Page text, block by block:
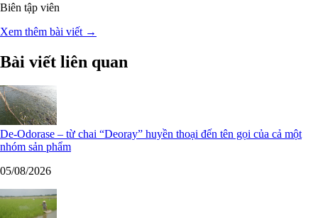
Biên tập viên
Xem thêm bài viết →
Bài viết liên quan
De-Odorase – từ chai “Deoray” huyền thoại đến tên gọi của cả một
nhóm sản phẩm
05/08/2026